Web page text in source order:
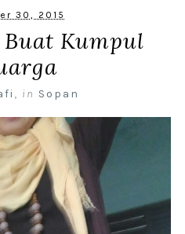
30, 2015
Buat Kumpul
, in Sopan